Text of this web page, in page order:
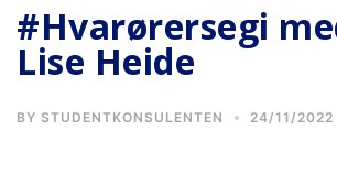
#Hvarørersegi
Lise Heide
BY STUDENTKONSULENTEN 24/11/2022